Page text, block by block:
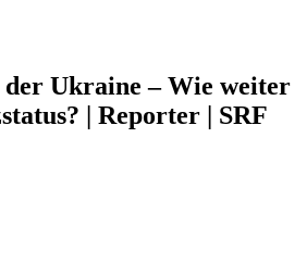
Ukraine – Wie weiter
| Reporter | SRF